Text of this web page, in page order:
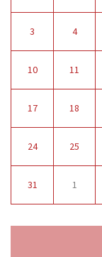
3 4
10 11
17 18
24 25
31 1